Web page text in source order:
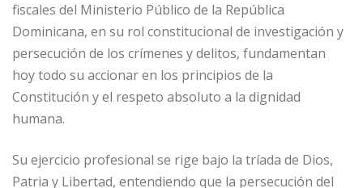
fiscales del Ministerio Público de la República
Dominicana, en su rol constitucional de investigación y
persecución de los crímenes y delitos, fundamentan
hoy todo su accionar en los principios de la
Constitución y el respeto absoluto a la dignidad
humana.
Su ejercicio profesional se rige bajo la tríada de Dios,
Patria y Libertad, entendiendo que la persecución del